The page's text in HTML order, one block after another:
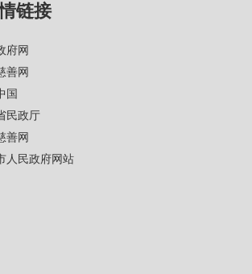
链接
府网
善网
国
民政厅
善网
人民政府网站